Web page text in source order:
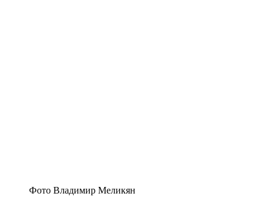
Фото Владимир Меликян